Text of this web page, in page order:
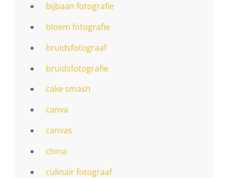
bijbaan fotografie
bloem fotografie
bruidsfotograaf
bruidsfotografie
cake smash
canva
canvas
china
culinair fotograaf